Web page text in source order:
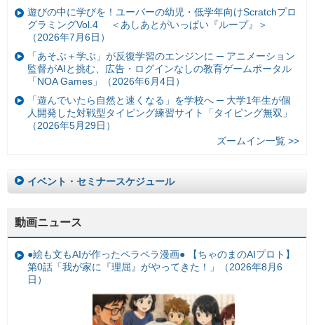
遊びの中に学びを！ユーバーの幼児・低学年向けScratchプロ
グラミングVol.4 ＜あしあとがいっぱい『ループ』＞
（2026年7月6日）
「あそぶ＋学ぶ」が反復学習のエンジンに ─ アニメーション
監督がAIと挑む、広告・ログインなしの教育ゲームポータル
「NOA Games」（2026年6月4日）
「遊んでいたら自然と速くなる」を学校へ ─ 大学1年生が個
人開発した対戦型タイピング練習サイト「タイピング無双」
（2026年5月29日）
ズームイン一覧 >>
イベント・セミナースケジュール
動画ニュース
●絵も文もAIが作ったペラペラ漫画● 【ちゃのまのAIプロト】
第0話「我が家に『理屈』がやってきた！」（2026年8月6
日）